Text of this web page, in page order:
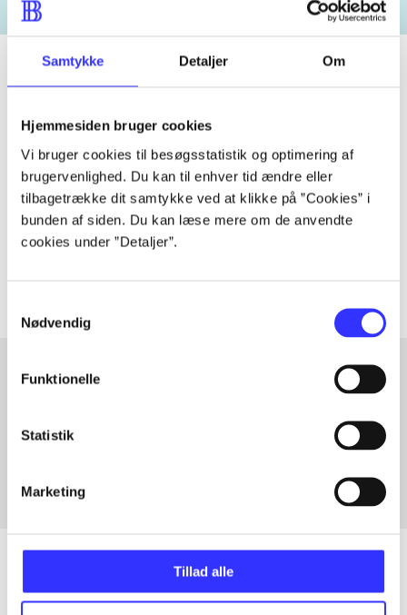
Samtykke Detaljer Om
Hjemmesiden bruger cookies
Vi bruger cookies til besøgsstatistik og optimering af
brugervenlighed. Du kan til enhver tid ændre eller
tilbagetrække dit samtykke ved at klikke på ”Cookies” i
bunden af siden. Du kan læse mere om de anvendte
cookies under ”Detaljer”.
Nødvendig
Funktionelle
Statistik
Marketing
Tillad alle
Tidsskrift
Artiklen er en del af
lorem ipsum dolor sit amet ...
Tidsskrift
Artiklerne ihandler ofte om
Fra